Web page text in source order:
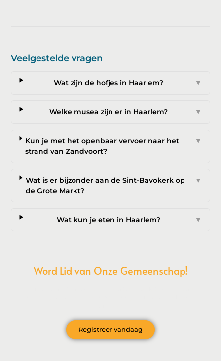
Veelgestelde vragen
Wat zijn de hofjes in Haarlem? ▼
Welke musea zijn er in Haarlem? ▼
Kun je met het openbaar vervoer naar het
strand van Zandvoort?
▼
Wat is er bijzonder aan de Sint-Bavokerk op
de Grote Markt?
▼
Wat kun je eten in Haarlem? ▼
Word Lid van Onze Gemeenschap!
Registreer vandaag